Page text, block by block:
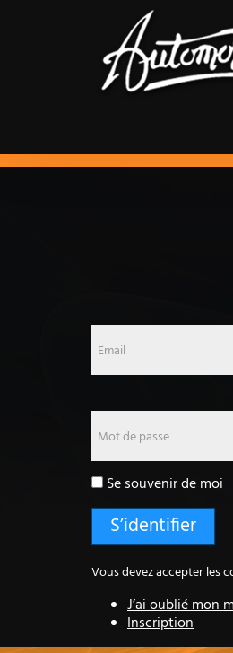
Email
Mot de passe
Se souvenir de moi
Vous devez accepter les
J’ai oublié mon
Inscription